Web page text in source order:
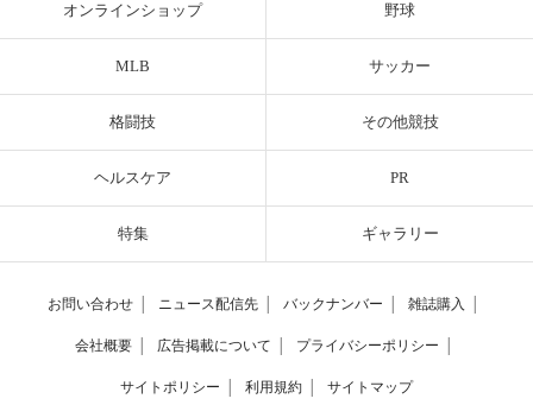
オンラインショップ 野球
MLB サッカー
格闘技 その他競技
ヘルスケア PR
特集 ギャラリー
お問い合わせ ニュース配信先 バックナンバー 雑誌購入
会社概要 広告掲載について プライバシーポリシー
サイトポリシー 利用規約 サイトマップ